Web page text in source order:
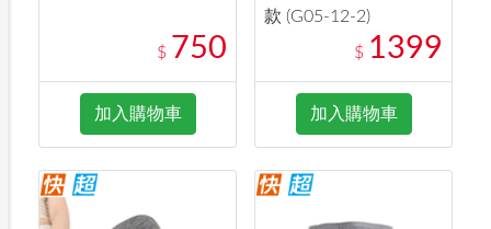
$ 750
加入購物車
款 (G05-12-2)
$ 1399
加入購物車